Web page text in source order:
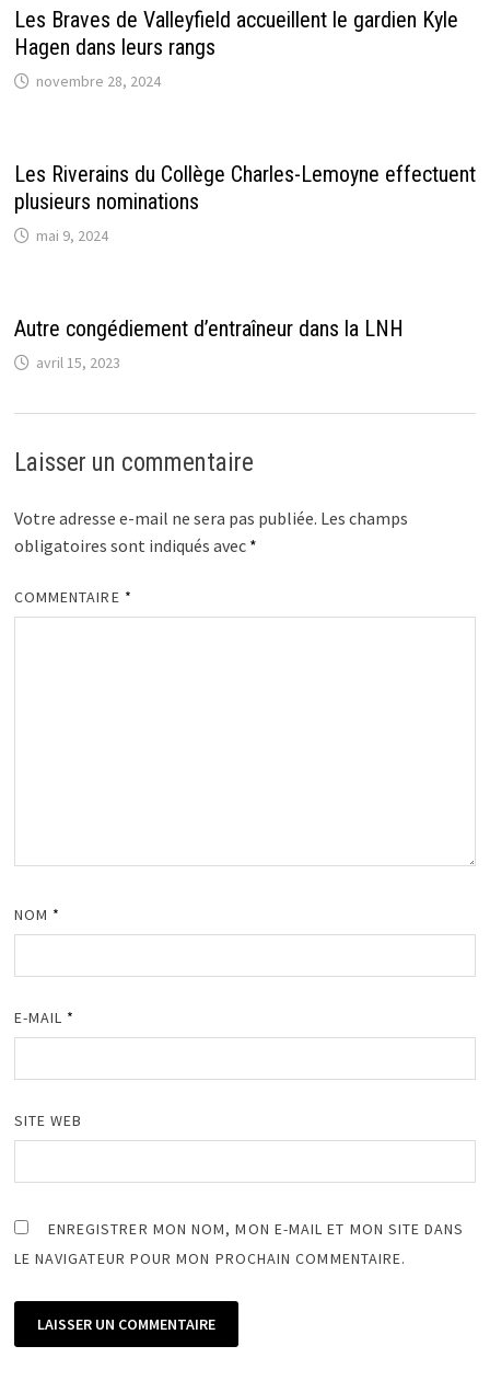
Les Braves de Valleyfield accueillent le gardien Kyle
Hagen dans leurs rangs
novembre 28, 2024
Les Riverains du Collège Charles-Lemoyne effectuent
plusieurs nominations
mai 9, 2024
Autre congédiement d’entraîneur dans la LNH
avril 15, 2023
Laisser un commentaire
Votre adresse e-mail ne sera pas publiée. Les champs
obligatoires sont indiqués avec *
COMMENTAIRE *
NOM *
E-MAIL *
SITE WEB
ENREGISTRER MON NOM, MON E-MAIL ET MON SITE DANS
LE NAVIGATEUR POUR MON PROCHAIN COMMENTAIRE.